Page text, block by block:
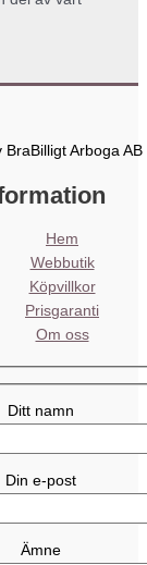
BraBilligt Arboga AB
Hem
Webbutik
Köpvillkor
Prisgaranti
Om oss
Ditt namn
Din e-post
Ämne